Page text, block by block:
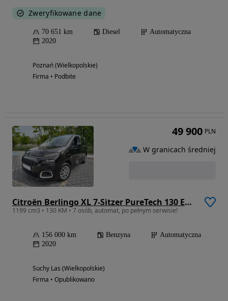
Zweryfikowane dane
70 651 km Diesel
Automatyczna
2020
Poznań (Wielkopolskie)
Firma • Podbite
Citroën Berlingo XL 7-Sitzer PureTech 130 EAT8 FEEL
1199 cm3 • 130 KM • 7 osób, automat, po pełnym serwisie!
156 000 km Benzyna
Automatyczna
2020
Suchy Las (Wielkopolskie)
Firma • Opublikowano
49 900 PLN
W granicach średniej